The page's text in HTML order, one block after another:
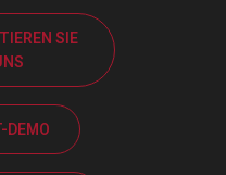
SIE
DEMO